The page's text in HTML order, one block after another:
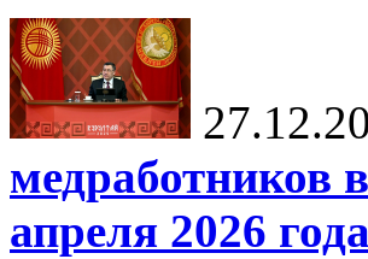
медработников
апреля 2026 года